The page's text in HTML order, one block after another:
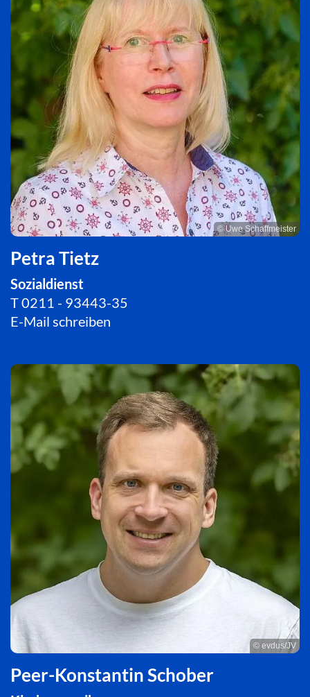
© Uwe Schaffmeister
Petra Tietz
Sozialdienst
T0211 - 93443-35
E-Mail schreiben
© evdus/JV
Peer-Konstantin Schober